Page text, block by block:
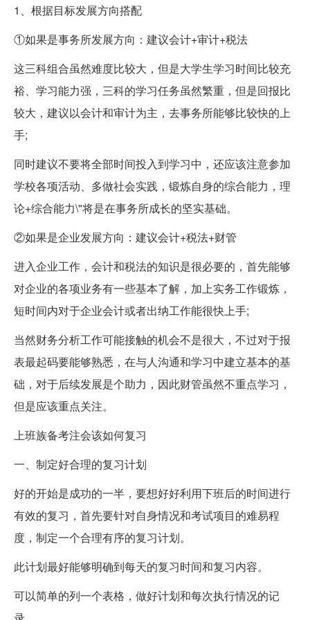
1、根据目标发展方向搭配
①如果是事务所发展方向：建议会计+审计+税法
这三科组合虽然难度比较大，但是大学生学习时间比较充
裕、学习能力强，三科的学习任务虽然繁重，但是回报比
较大，建议以会计和审计为主，去事务所能够比较快的上
手;
同时建议不要将全部时间投入到学习中，还应该注意参加
学校各项活动、多做社会实践，锻炼自身的综合能力，理
论+综合能力\"将是在事务所成长的坚实基础。
②如果是企业发展方向：建议会计+税法+财管
进入企业工作，会计和税法的知识是很必要的，首先能够
对企业的各项业务有一些基本了解，加上实务工作锻炼，
短时间内对于企业会计或者出纳工作能很快上手;
当然财务分析工作可能接触的机会不是很大，不过对于报
表最起码要能够熟悉，在与人沟通和学习中建立基本的基
础，对于后续发展是个助力，因此财管虽然不重点学习，
但是应该重点关注。
上班族备考注会该如何复习
一、制定好合理的复习计划
好的开始是成功的一半，要想好好利用下班后的时间进行
有效的复习，首先要针对自身情况和考试项目的难易程
度，制定一个合理有序的复习计划。
此计划最好能够明确到每天的复习时间和复习内容。
可以简单的列一个表格，做好计划和每次执行情况的记